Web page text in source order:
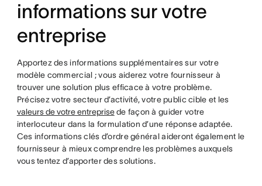
informations sur votre
entreprise
Apportez des informations supplémentaires sur votre
modèle commercial ; vous aiderez votre fournisseur à
trouver une solution plus efficace à votre problème.
Précisez votre secteur d’activité, votre public cible et les
valeurs de votre entreprisede façon à guider votre
interlocuteur dans la formulation d’une réponse adaptée.
Ces informations clés d’ordre général aideront également le
fournisseur à mieux comprendre les problèmes auxquels
vous tentez d’apporter des solutions.